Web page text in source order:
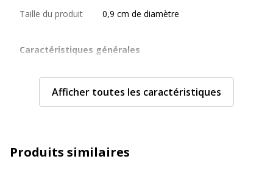
Taille du produit 0,9 cm de diamètre
Caractéristiques générales
Couleur du produit Argent
Afficher toutes les caractéristiques
Produits similaires